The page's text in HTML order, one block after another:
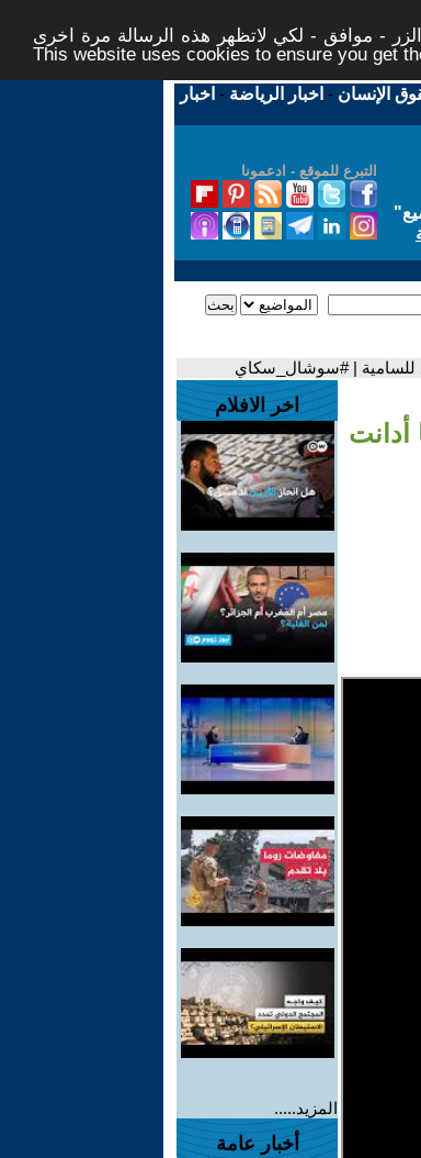
- موافق - لكي لاتظهر هذه الرسالة مرة اخرى -
This website uses cookies to ensure you get
الإنسان - اخبار الرياضة - اخبار
التبرع للموقع - ادعمونا
"
للسامية | #سوشال_سكاي
أدانت
اخر الافلام
المزيد.....
أخبار عامة